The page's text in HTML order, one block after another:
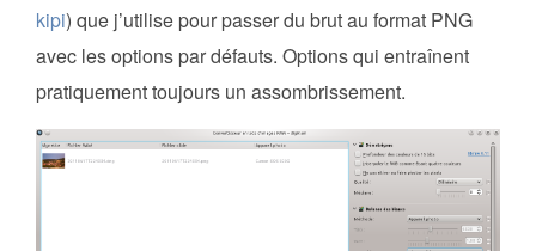
kipi) que j’utilise pour passer du brut au format PNG
avec les options par défauts. Options qui entraînent
pratiquement toujours un assombrissement.